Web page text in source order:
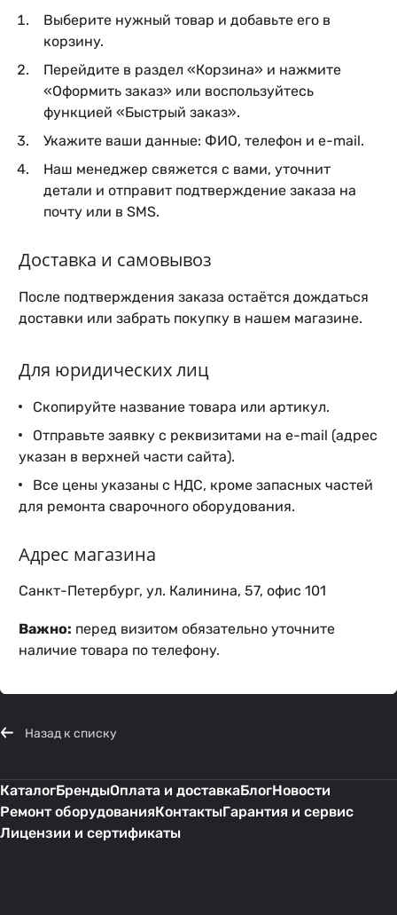
Выберите нужный товар и добавьте его в
корзину.
Перейдите в раздел «Корзина» и нажмите
«Оформить заказ» или воспользуйтесь
функцией «Быстрый заказ».
Укажите ваши данные: ФИО, телефон и e-mail.
Наш менеджер свяжется с вами, уточнит
детали и отправит подтверждение заказа на
почту или в SMS.
Доставка и самовывоз
После подтверждения заказа остаётся дождаться
доставки или забрать покупку в нашем магазине.
Для юридических лиц
Скопируйте название товара или артикул.
Отправьте заявку с реквизитами на e-mail (адрес
указан в верхней части сайта).
Все цены указаны с НДС, кроме запасных частей
для ремонта сварочного оборудования.
Адрес магазина
Санкт-Петербург, ул. Калинина, 57, офис 101
Важно: перед визитом обязательно уточните
наличие товара по телефону.
Назад к списку
КаталогБрендыОплата и доставкаБлогНовости
Ремонт оборудованияКонтактыГарантия и сервис
Лицензии и сертификаты